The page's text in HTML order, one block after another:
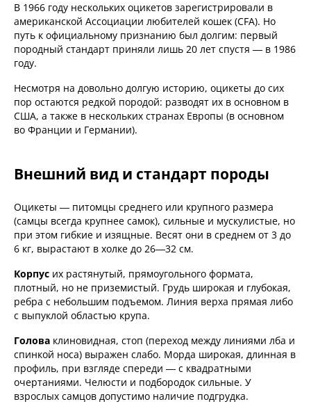
В 1966 году нескольких оцикетов зарегистрировали в
американской Ассоциации любителей кошек (CFA). Но
путь к официальному признанию был долгим: первый
породный стандарт приняли лишь 20 лет спустя — в 1986
году.
Несмотря на довольно долгую историю, оцикеты до сих
пор остаются редкой породой: разводят их в основном в
США, а также в нескольких странах Европы (в основном
во Франции и Германии).
Внешний вид и стандарт породы
Оцикеты — питомцы среднего или крупного размера
(самцы всегда крупнее самок), сильные и мускулистые, но
при этом гибкие и изящные. Весят они в среднем от 3 до
6 кг, вырастают в холке до 26—32 см.
Корпус их растянутый, прямоугольного формата,
плотный, но не приземистый. Грудь широкая и глубокая,
ребра с небольшим подъемом. Линия верха прямая либо
с выпуклой областью крупа.
Голова клиновидная, стоп (переход между линиями лба и
спинкой носа) выражен слабо. Морда широкая, длинная в
профиль, при взгляде спереди — с квадратными
очертаниями. Челюсти и подбородок сильные. У
взрослых самцов допустимо наличие подгрудка.